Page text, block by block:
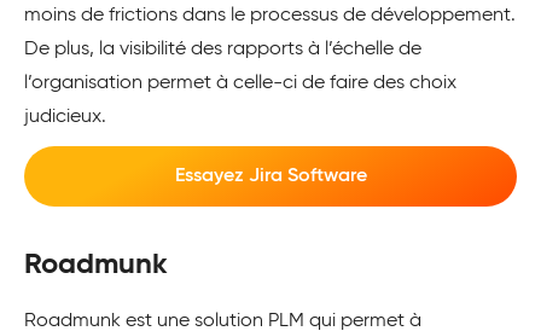
moins de frictions dans le processus de développement.
De plus, la visibilité des rapports à l’échelle de
l’organisation permet à celle-ci de faire des choix
judicieux.
Essayez Jira Software
Roadmunk
Roadmunk est une solution PLM qui permet à